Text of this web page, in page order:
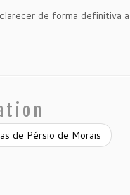
de forma definitiva a
de Pérsio de Morais